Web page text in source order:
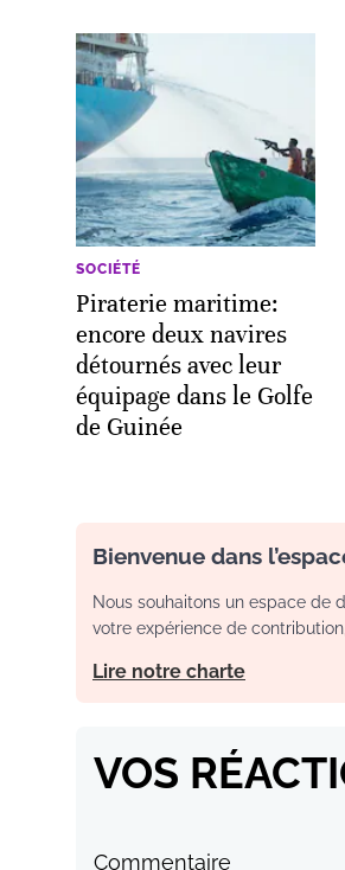
SOCIÉTÉ
Piraterie maritime:
encore deux navires
détournés avec leur
équipage dans le Golfe
de Guinée
Bienvenue dans
Nous souhaitons un espace de
votre expérience de
Lire notre charte
VOS
Commentaire